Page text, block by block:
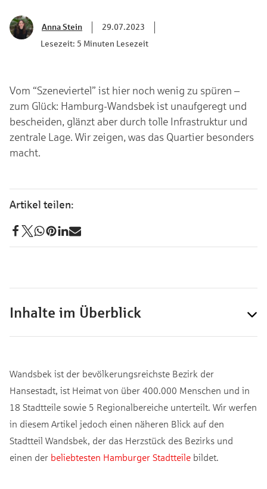
Anna Stein
29.07.2023
Lesezeit: 5 Minuten Lesezeit
Vom “Szeneviertel” ist hier noch wenig zu spüren –
zum Glück: Hamburg-Wandsbek ist unaufgeregt und
bescheiden, glänzt aber durch tolle Infrastruktur und
zentrale Lage. Wir zeigen, was das Quartier besonders
macht.
Inhalte im Überblick
Wandsbek ist der bevölkerungsreichste Bezirk der
Hansestadt, ist Heimat von über 400.000 Menschen und in
18 Stadtteile sowie 5 Regionalbereiche unterteilt. Wir werfen
in diesem Artikel jedoch einen näheren Blick auf den
Stadtteil Wandsbek, der das Herzstück des Bezirks und
einen der beliebtesten Hamburger Stadtteile bildet.